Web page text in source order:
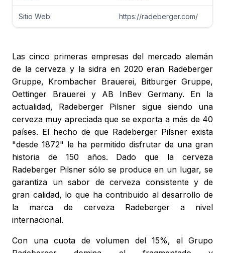
Sitio Web: https://radeberger.com/
Las cinco primeras empresas del mercado alemán
de la cerveza y la sidra en 2020 eran Radeberger
Gruppe, Krombacher Brauerei, Bitburger Gruppe,
Oettinger Brauerei y AB InBev Germany. En la
actualidad, Radeberger Pilsner sigue siendo una
cerveza muy apreciada que se exporta a más de 40
países. El hecho de que Radeberger Pilsner exista
"desde 1872" le ha permitido disfrutar de una gran
historia de 150 años. Dado que la cerveza
Radeberger Pilsner sólo se produce en un lugar, se
garantiza un sabor de cerveza consistente y de
gran calidad, lo que ha contribuido al desarrollo de
la marca de cerveza Radeberger a nivel
internacional.
Con una cuota de volumen del 15%, el Grupo